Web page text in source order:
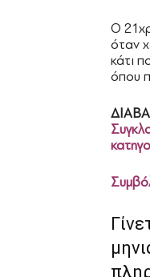
Ο
όταν
κάτι
όπου